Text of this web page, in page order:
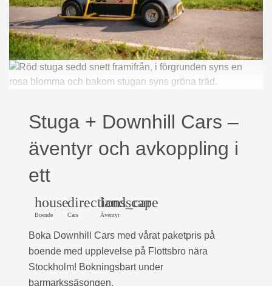
Stuga + Downhill Cars –
äventyr och avkoppling i
ett
house
Boende
directions_car
Cars
landscape
Äventyr
Boka Downhill Cars med vårat paketpris på
boende med upplevelse på Flottsbro nära
Stockholm! Bokningsbart under
barmarkssäsongen.